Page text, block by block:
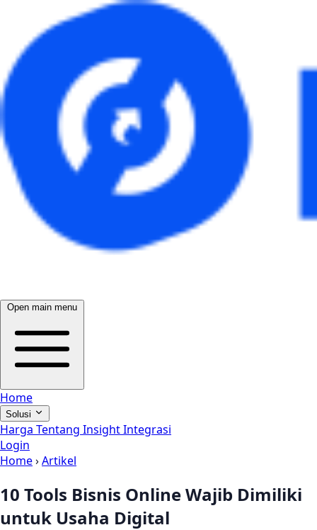
Open main menu
Home
Solusi
Harga Tentang InsightIntegrasi
Login
Home›Artikel
10 Tools Bisnis Online Wajib Dimiliki
untuk Usaha Digital